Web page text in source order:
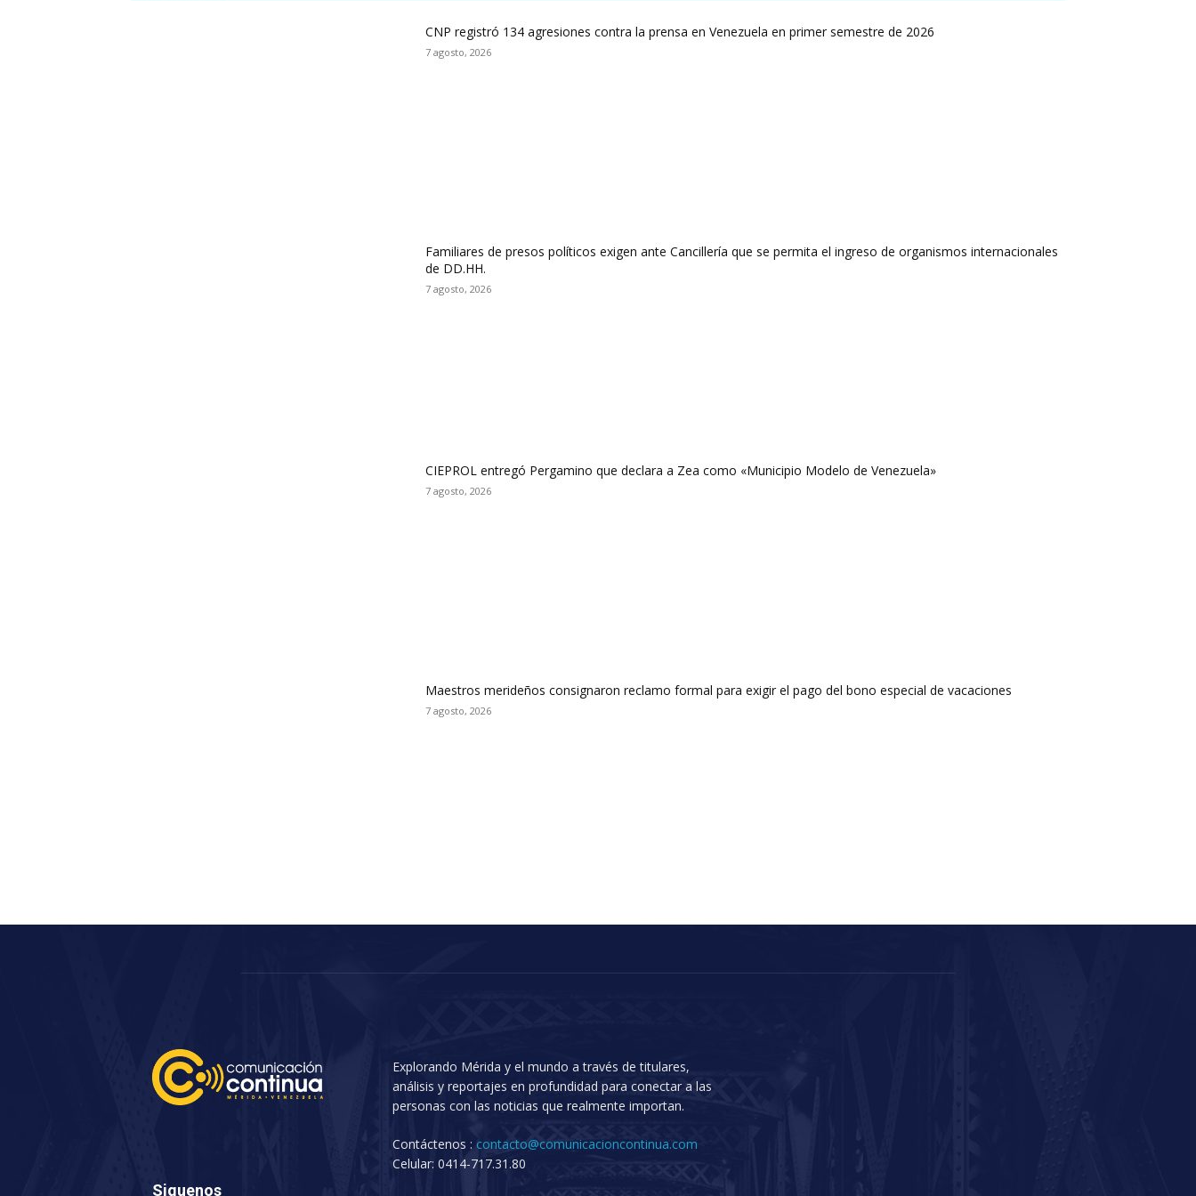
CNP registró 134 agresiones contra la prensa en Venezuela en primer semestre de 2026
7 agosto, 2026
Familiares de presos políticos exigen ante Cancillería que se permita el ingreso de organismos internacionales
de DD.HH.
7 agosto, 2026
CIEPROL entregó Pergamino que declara a Zea como «Municipio Modelo de Venezuela»
7 agosto, 2026
Maestros merideños consignaron reclamo formal para exigir el pago del bono especial de vacaciones
7 agosto, 2026
Explorando Mérida y el mundo a través de titulares,
análisis y reportajes en profundidad para conectar a las
personas con las noticias que realmente importan.
Contáctenos : contacto@comunicacioncontinua.com
Celular: 0414-717.31.80
Siguenos